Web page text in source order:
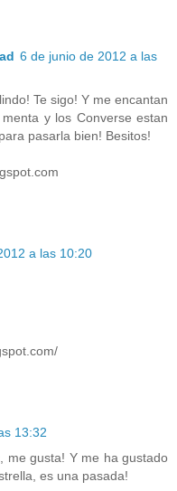
6 de junio de 2012 a las
Te sigo! Y me encantan
y los Converse estan
pasarla bien! Besitos!
a las 10:20
13:32
me gusta! Y me ha gustado
es una pasada!